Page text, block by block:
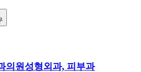
의원 성형외과, 피부과